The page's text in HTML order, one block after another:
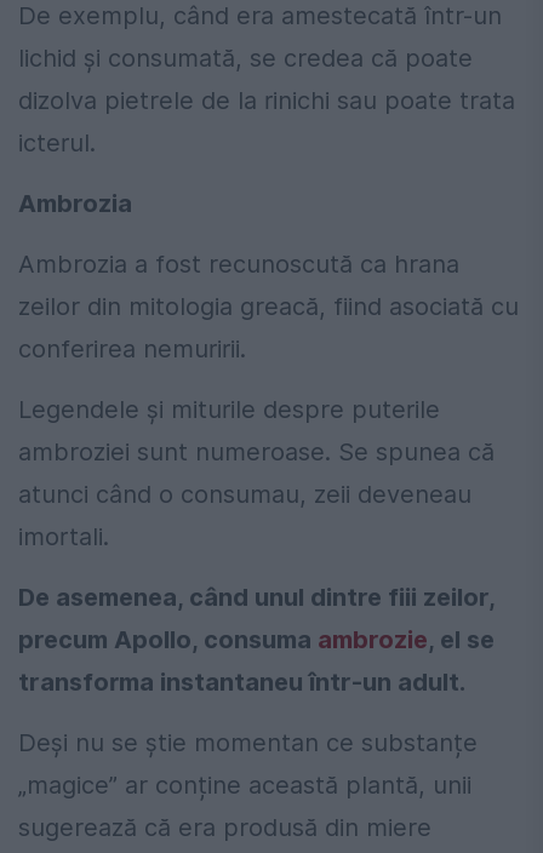
De exemplu, când era amestecată într-un
lichid și consumată, se credea că poate
dizolva pietrele de la rinichi sau poate trata
icterul.
Ambrozia
Ambrozia a fost recunoscută ca hrana
zeilor din mitologia greacă, fiind asociată cu
conferirea nemuririi.
Legendele și miturile despre puterile
ambroziei sunt numeroase. Se spunea că
atunci când o consumau, zeii deveneau
imortali.
De asemenea, când unul dintre fiii zeilor,
precum Apollo, consuma ambrozie, el se
transforma instantaneu într-un adult.
Deși nu se știe momentan ce substanțe
„magice” ar conține această plantă, unii
sugerează că era produsă din miere